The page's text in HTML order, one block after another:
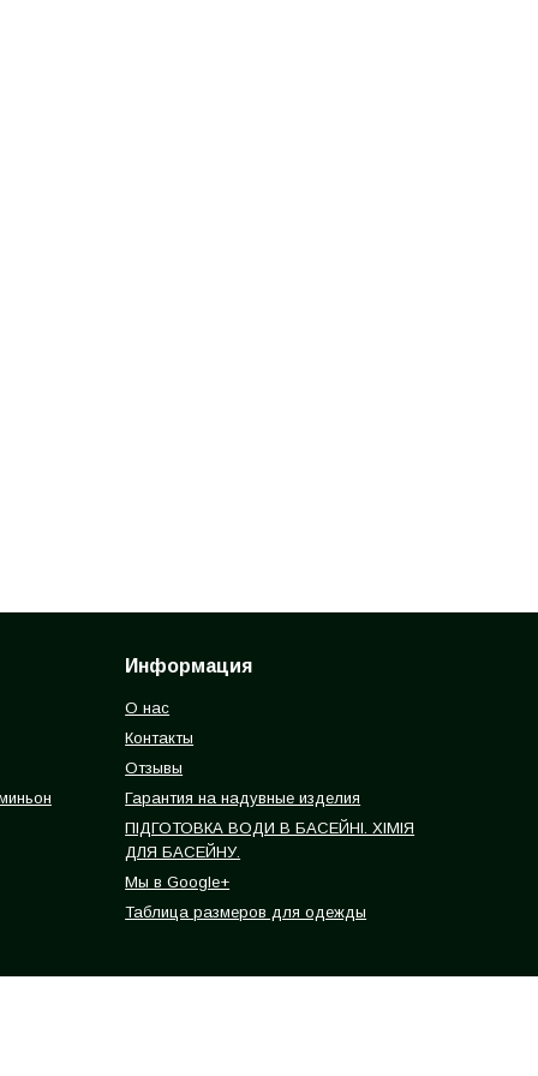
Информация
О нас
Контакты
Отзывы
Гарантия на надувные изделия
ПІДГОТОВКА ВОДИ В БАСЕЙНІ. ХІМІЯ
ДЛЯ БАСЕЙНУ.
Мы в Google+
Таблица размеров для одежды